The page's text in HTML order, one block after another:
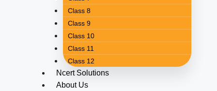
Class 8
Class 9
Class 10
Class 11
Class 12
Ncert Solutions
About Us